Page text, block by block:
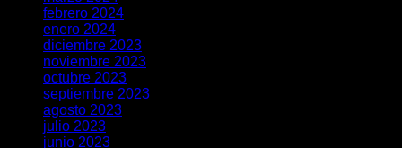
febrero 2024
enero 2024
diciembre 2023
noviembre 2023
octubre 2023
septiembre 2023
agosto 2023
julio 2023
junio 2023